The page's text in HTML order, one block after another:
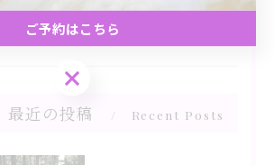
整体
最近の投稿 Recent Posts
ご予約はこちら
ご予約はこちら